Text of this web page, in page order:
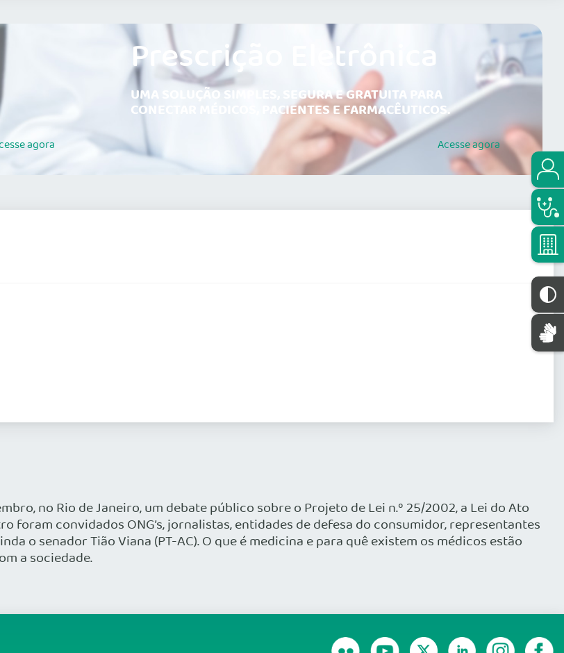
agora
Prescrição Eletrônica
UMA SOLUÇÃO SIMPLES, SEGURA E GRATUITA PARA
CONECTAR MÉDICOS, PACIENTES E FARMACÊUTICOS.
Acesseagora
no Rio de Janeiro, um debate público sobre o Projeto de Lei n.º 25/2002, a Lei do Ato
foram convidados ONG’s, jornalistas, entidades de defesa do consumidor, representantes
o senador Tião Viana (PT-AC). O que é medicina e para quê existem os médicos estão
a sociedade.